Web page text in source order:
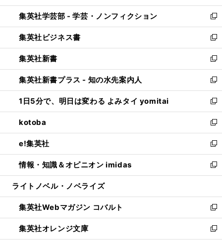
開
く
ウ
で
開
く
ン
ド
ウ
で
開
く
ウ
ィ
ン
ド
ウ
で
開
く
集英社学芸部 - 学芸・ノンフィクション
新
し
い
ウ
ィ
ン
ド
ウ
で
開
く
集英社ビジネス書
新
し
い
ウ
ィ
ン
ド
ウ
で
開
く
集英社新書
新
し
い
ウ
ィ
ン
ド
ウ
で
開
く
集英社新書プラス - 知の水先案内人
新
し
い
ウ
ィ
ン
ド
ウ
で
開
1日5分で、明日は変わる よみタイ yomitai
新
し
い
ウ
ィ
ン
ド
ウ
開
く
kotoba
新
し
い
ウ
ィ
ン
ウ
で
開
く
e!集英社
新
し
い
ウ
ン
ド
ウ
で
開
情報・知識＆オピニオン imidas
新
し
ウ
ィ
ン
ド
ウ
ライトノベル・ノベライズ
集英社Webマガジン コバルト
新
し
い
ウ
集英社オレンジ文庫
新
し